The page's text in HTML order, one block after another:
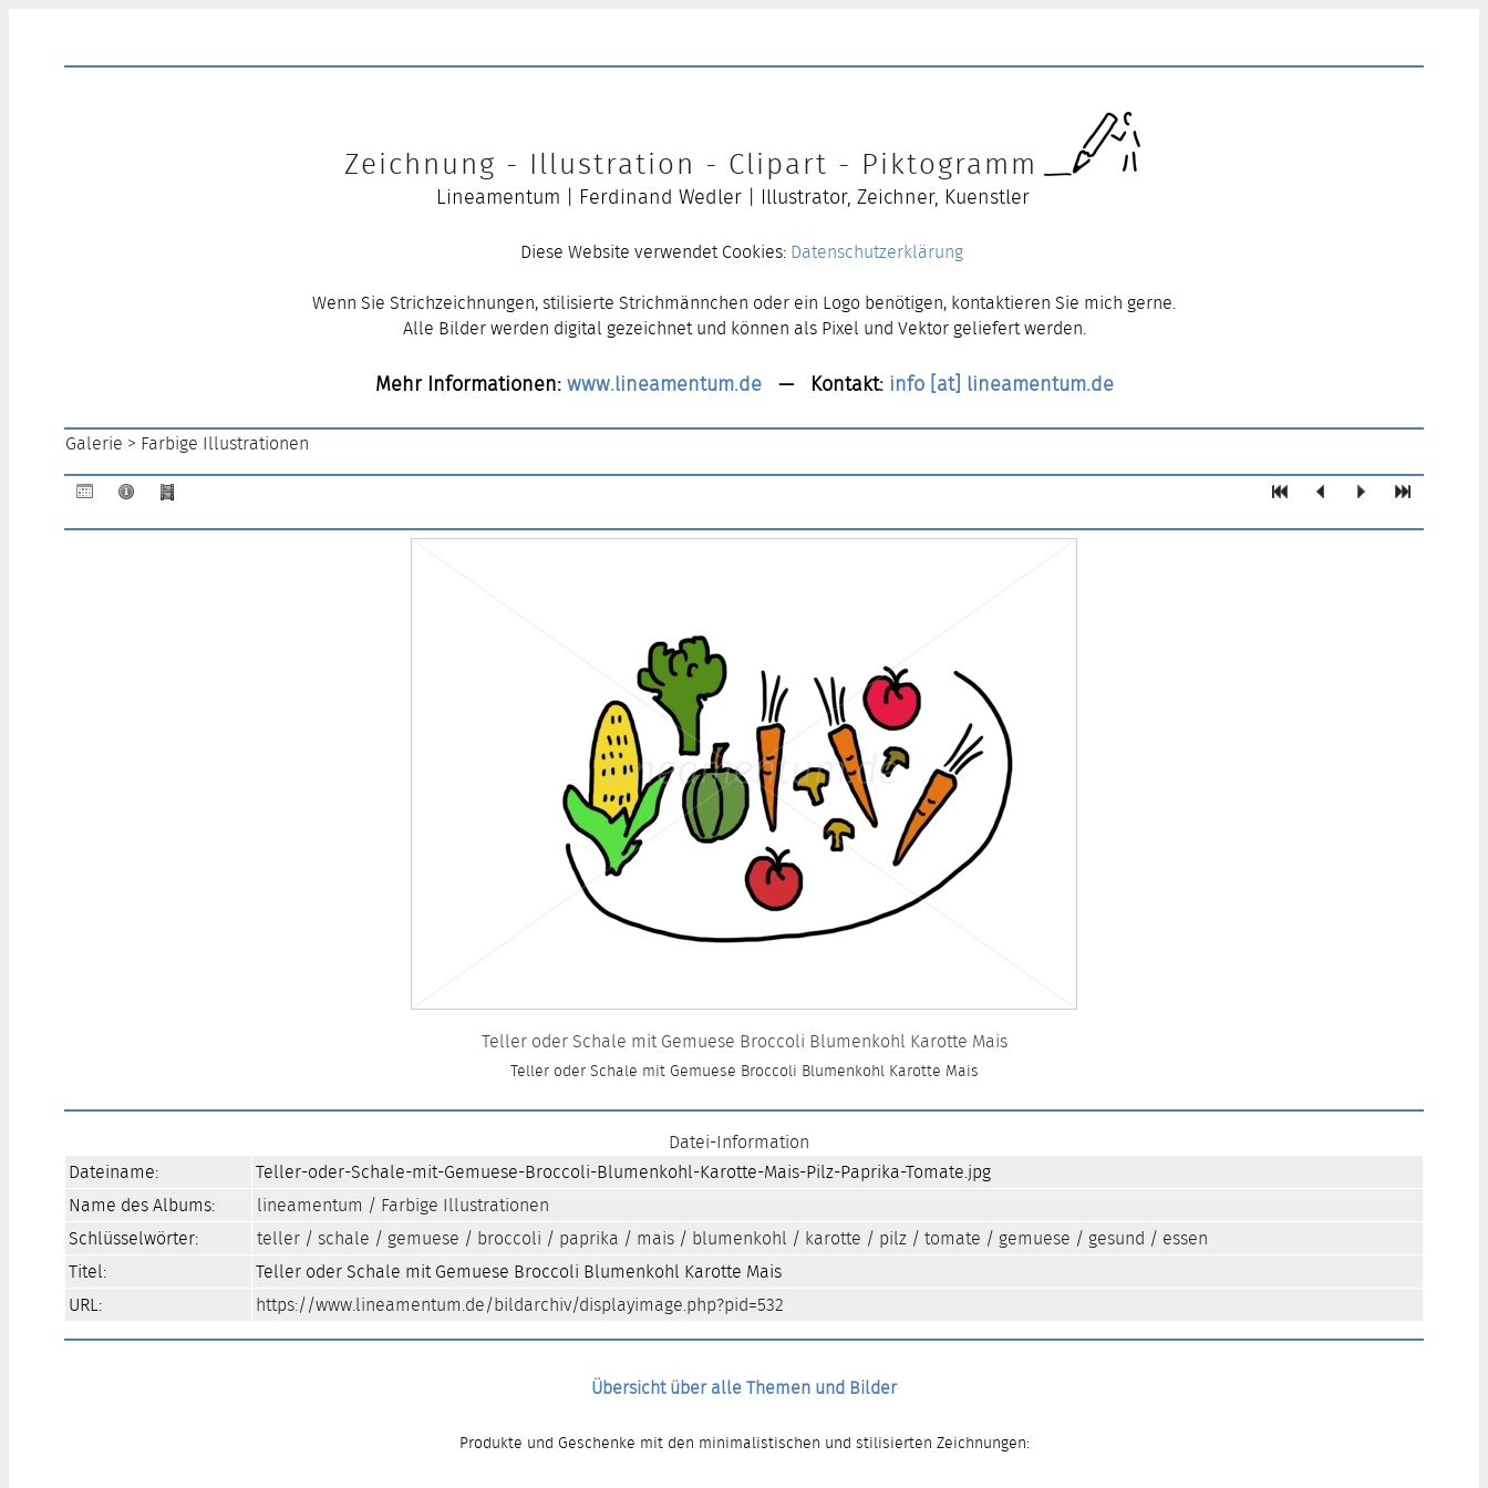
Zeichnung - Illustration - Clipart - Piktogramm
Lineamentum | Ferdinand Wedler | Illustrator, Zeichner, Kuenstler
Diese Website verwendet Cookies: Datenschutzerklärung
Wenn Sie Strichzeichnungen, stilisierte Strichmännchen oder ein Logo benötigen, kontaktieren Sie mich gerne.
Alle Bilder werden digital gezeichnet und können als Pixel und Vektor geliefert werden.
Mehr Informationen:www.lineamentum.de— Kontakt: info [at] lineamentum.de
Galerie > Farbige Illustrationen
Teller oder Schale mit Gemuese Broccoli Blumenkohl Karotte Mais
Teller oder Schale mit Gemuese Broccoli Blumenkohl Karotte Mais
Datei-Information
Dateiname:
Teller-oder-Schale-mit-Gemuese-Broccoli-Blumenkohl-Karotte-Mais-Pilz-Paprika-Tomate.jpg
Name des Albums:
lineamentum / Farbige Illustrationen
Schlüsselwörter:
teller / schale / gemuese / broccoli / paprika / mais / blumenkohl / karotte / pilz / tomate / gemuese / gesund / essen
Titel:
Teller oder Schale mit Gemuese Broccoli Blumenkohl Karotte Mais
URL:
https://www.lineamentum.de/bildarchiv/displayimage.php?pid=532
Übersicht über alle Themen und Bilder
Produkte und Geschenke mit den minimalistischen und stilisierten Zeichnungen: